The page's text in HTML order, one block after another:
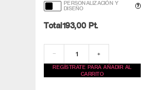
PERSONALIZACIÓN Y
DISEÑO
?
Total193,00 Pt.
− +
REGÍSTRATE PARA AÑADIR AL
CARRITO